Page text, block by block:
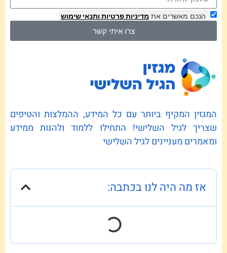
הנכם מאשרים את מדיניות פרטיות ותנאי שימוש
צרו איתי קשר
המגזין המקיף ביותר עם כל המידע, ההמלצות והטיפים
שצריך לגיל השלישי! התחילו ללמוד ולהנות ממידע
ומאמרים מעניינים לגיל השלישי
אז מה היה לנו בכתבה: